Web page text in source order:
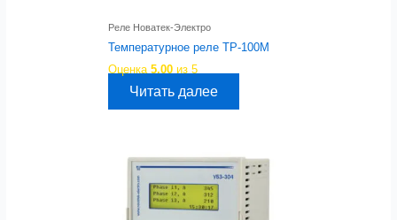
Реле Новатек-Электро
Температурное реле ТР-100М
Оценка5.00 из 5
Читать далее